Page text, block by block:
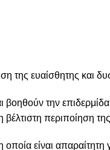
της ευαίσθητης και
βοηθούν την
περιποίηση
είναι απαραίτητη